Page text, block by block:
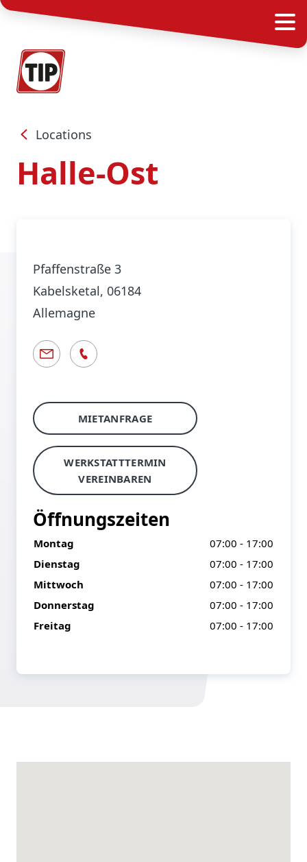
Locations
Halle-Ost
Pfaffenstraße 3
Kabelsketal, 06184
Allemagne
MIETANFRAGE
WERKSTATTTERMIN
VEREINBAREN
Öffnungszeiten
Montag
07:00 - 17:00
Dienstag
07:00 - 17:00
Mittwoch
07:00 - 17:00
Donnerstag
07:00 - 17:00
Freitag
07:00 - 17:00